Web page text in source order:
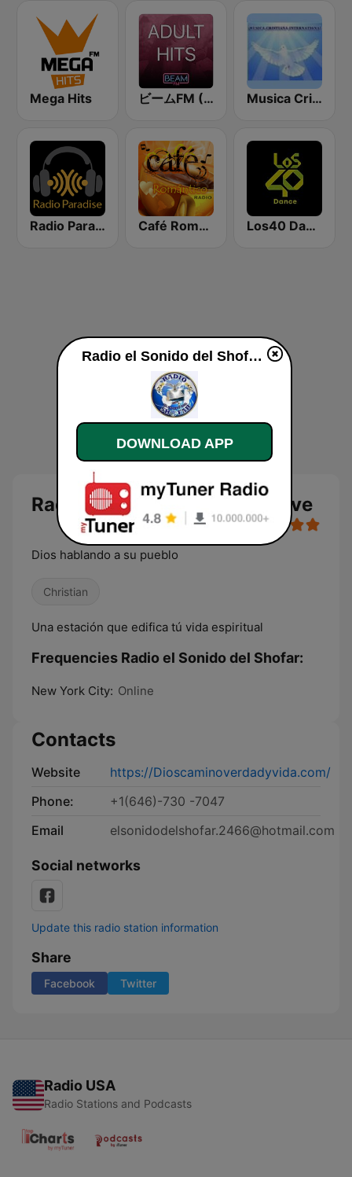
Mega Hits ビームFM (Beam FM) - Adult Hits Musica Cristiana Internacional
Radio Paradise Café Romántico Radio Los40 Dance
Radio el Sonido del Shofar live
Dios hablando a su pueblo
Christian
Una estación que edifica tú vida espiritual
Frequencies Radio el Sonido del Shofar:
New York City: Online
Contacts
Website
https://Dioscaminoverdadyvida.com/
Phone:
+1(646)-730 -7047
Email
elsonidodelshofar.2466@hotmail.com
Social networks
Update this radio station information
Share
Facebook Twitter
Radio USA
Radio Stations and Podcasts
Radio el Sonido del Shofar live
DOWNLOAD APP